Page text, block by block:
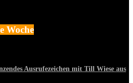
Woche
Ausrufezeichen mit Till Wiese aus